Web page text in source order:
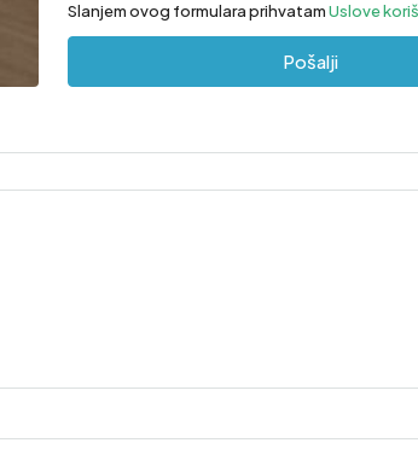
Slanjem ovog formulara prihvatamUslove
Pošalji